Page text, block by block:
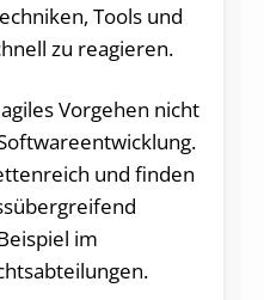
Tools und
zu reagieren.
Vorgehen nicht
und finden
im